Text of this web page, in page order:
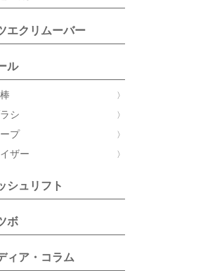
エクリムーバー
ル
シ
プ
ザー
シュリフト
ボ
ィア・コラム